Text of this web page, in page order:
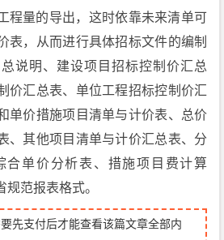
程量的导出，这时依靠未来清单可
表，从而进行具体招标文件的编制
总说明、建设项目招标控制价汇总
价汇总表、单位工程招标控制价汇
单价措施项目清单与计价表、总价
、其他项目清单与计价汇总表、分
合单价分析表、措施项目费计算
范报表格式。
先支付后才能查看该篇文章全部内